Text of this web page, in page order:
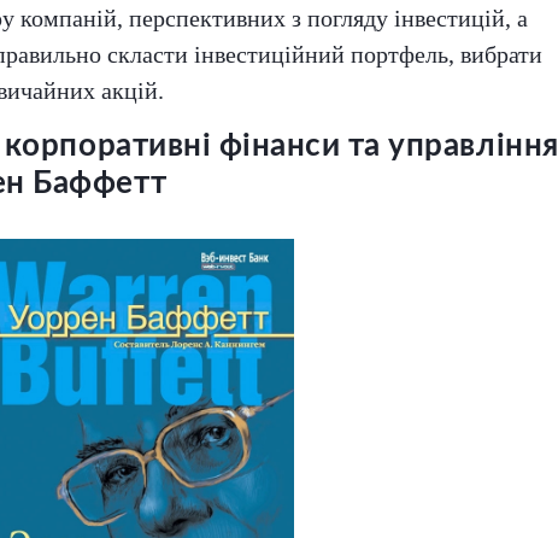
компаній, перспективних з погляду інвестицій, а
скласти інвестиційний портфель, вибрати
акцій.
корпоративні фінанси та управління
Баффетт